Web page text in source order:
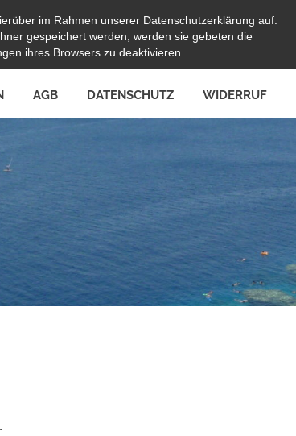
im Rahmen unserer Datenschutzerklärung auf.
gespeichert werden, werden sie gebeten die
ihres Browsers zu deaktivieren.
AGB DATENSCHUTZ WIDERRUF